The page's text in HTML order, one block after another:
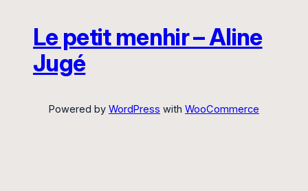
Le petit menhir – Aline
Jugé
Powered by WordPress with WooCommerce